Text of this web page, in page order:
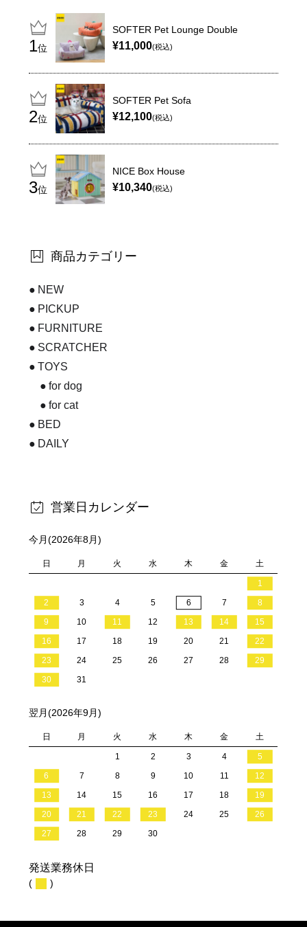
位
SOFTER Pet Lounge Double
¥11,000(税込)
位
SOFTER Pet Sofa
¥12,100(税込)
位
NICE Box House
¥10,340(税込)
商品カテゴリー
NEW
PICKUP
FURNITURE
SCRATCHER
TOYS
for dog
for cat
BED
DAILY
営業日カレンダー
今月(2026年8月)
日 月 火 水 木 金 土
1
2
3 4 5 6 7
8
9
10 11 12 13 14
15
16
17 18 19 20 21
22
23
24 25 26 27 28
29
30
31
翌月(2026年9月)
日 月 火 水 木 金 土
1 2 3 4
5
6
7 8 9 10 11
12
13
14 15 16 17 18
19
20
21 22 23 24 25
26
27
28 29 30
発送業務休日
( )